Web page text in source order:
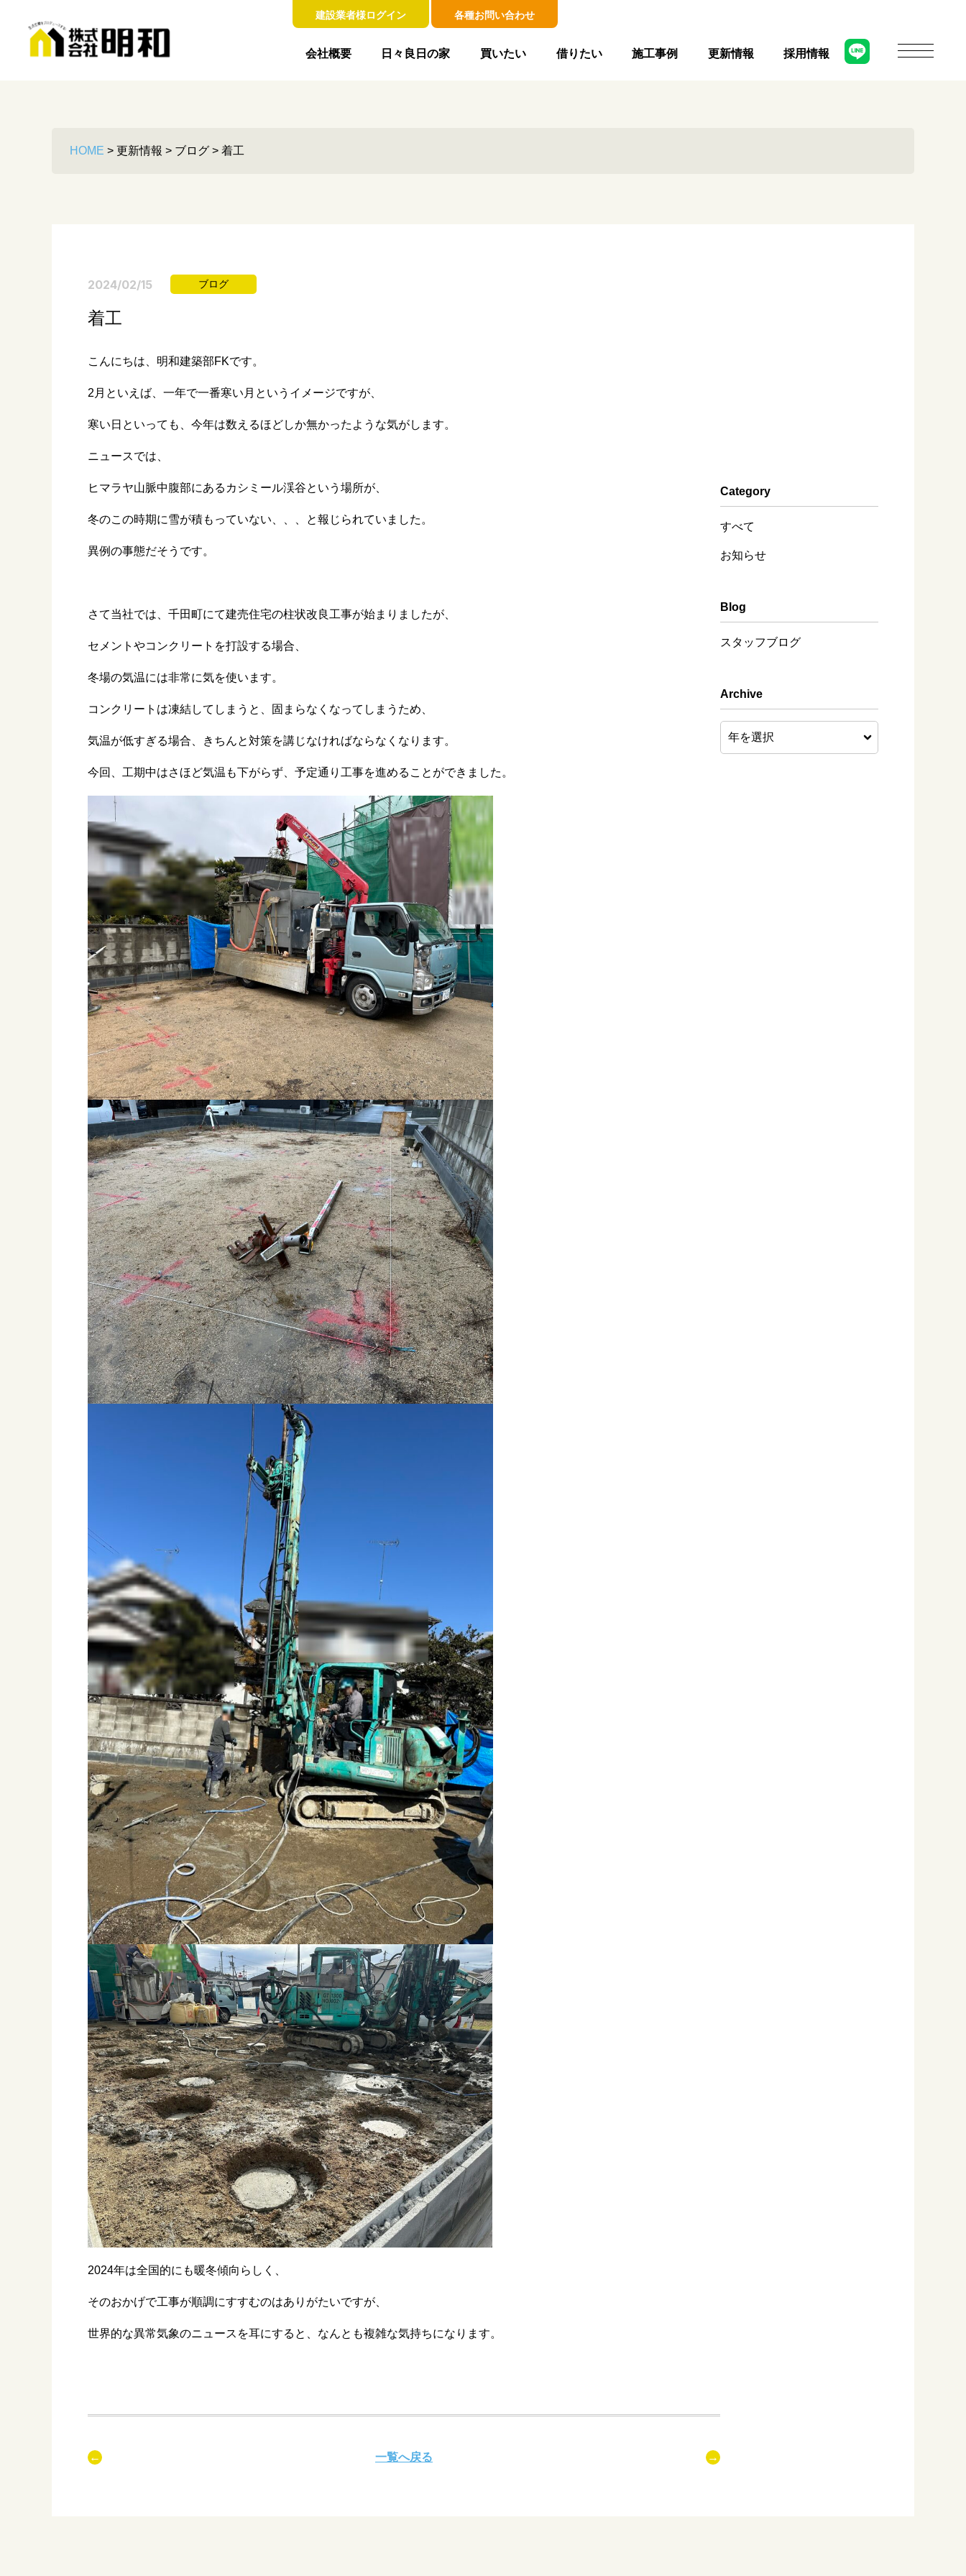
建設業者様ログイン 各種お問い合わせ
会社概要 日々良日の家 買いたい 借りたい 施工事例 更新情報 採用情報
HOME > 更新情報 > ブログ > 着工
2024/02/15 ブログ
着工
こんにちは、明和建築部FKです。
2月といえば、一年で一番寒い月というイメージですが、
寒い日といっても、今年は数えるほどしか無かったような気がします。
ニュースでは、
ヒマラヤ山脈中腹部にあるカシミール渓谷という場所が、
冬のこの時期に雪が積もっていない、、、と報じられていました。
異例の事態だそうです。
さて当社では、千田町にて建売住宅の柱状改良工事が始まりましたが、
セメントやコンクリートを打設する場合、
冬場の気温には非常に気を使います。
コンクリートは凍結してしまうと、固まらなくなってしまうため、
気温が低すぎる場合、きちんと対策を講じなければならなくなります。
今回、工期中はさほど気温も下がらず、予定通り工事を進めることができました。
2024年は全国的にも暖冬傾向らしく、
そのおかげで工事が順調にすすむのはありがたいですが、
世界的な異常気象のニュースを耳にすると、なんとも複雑な気持ちになります。
一覧へ戻る
Category
すべて
お知らせ
Blog
スタッフブログ
Archive